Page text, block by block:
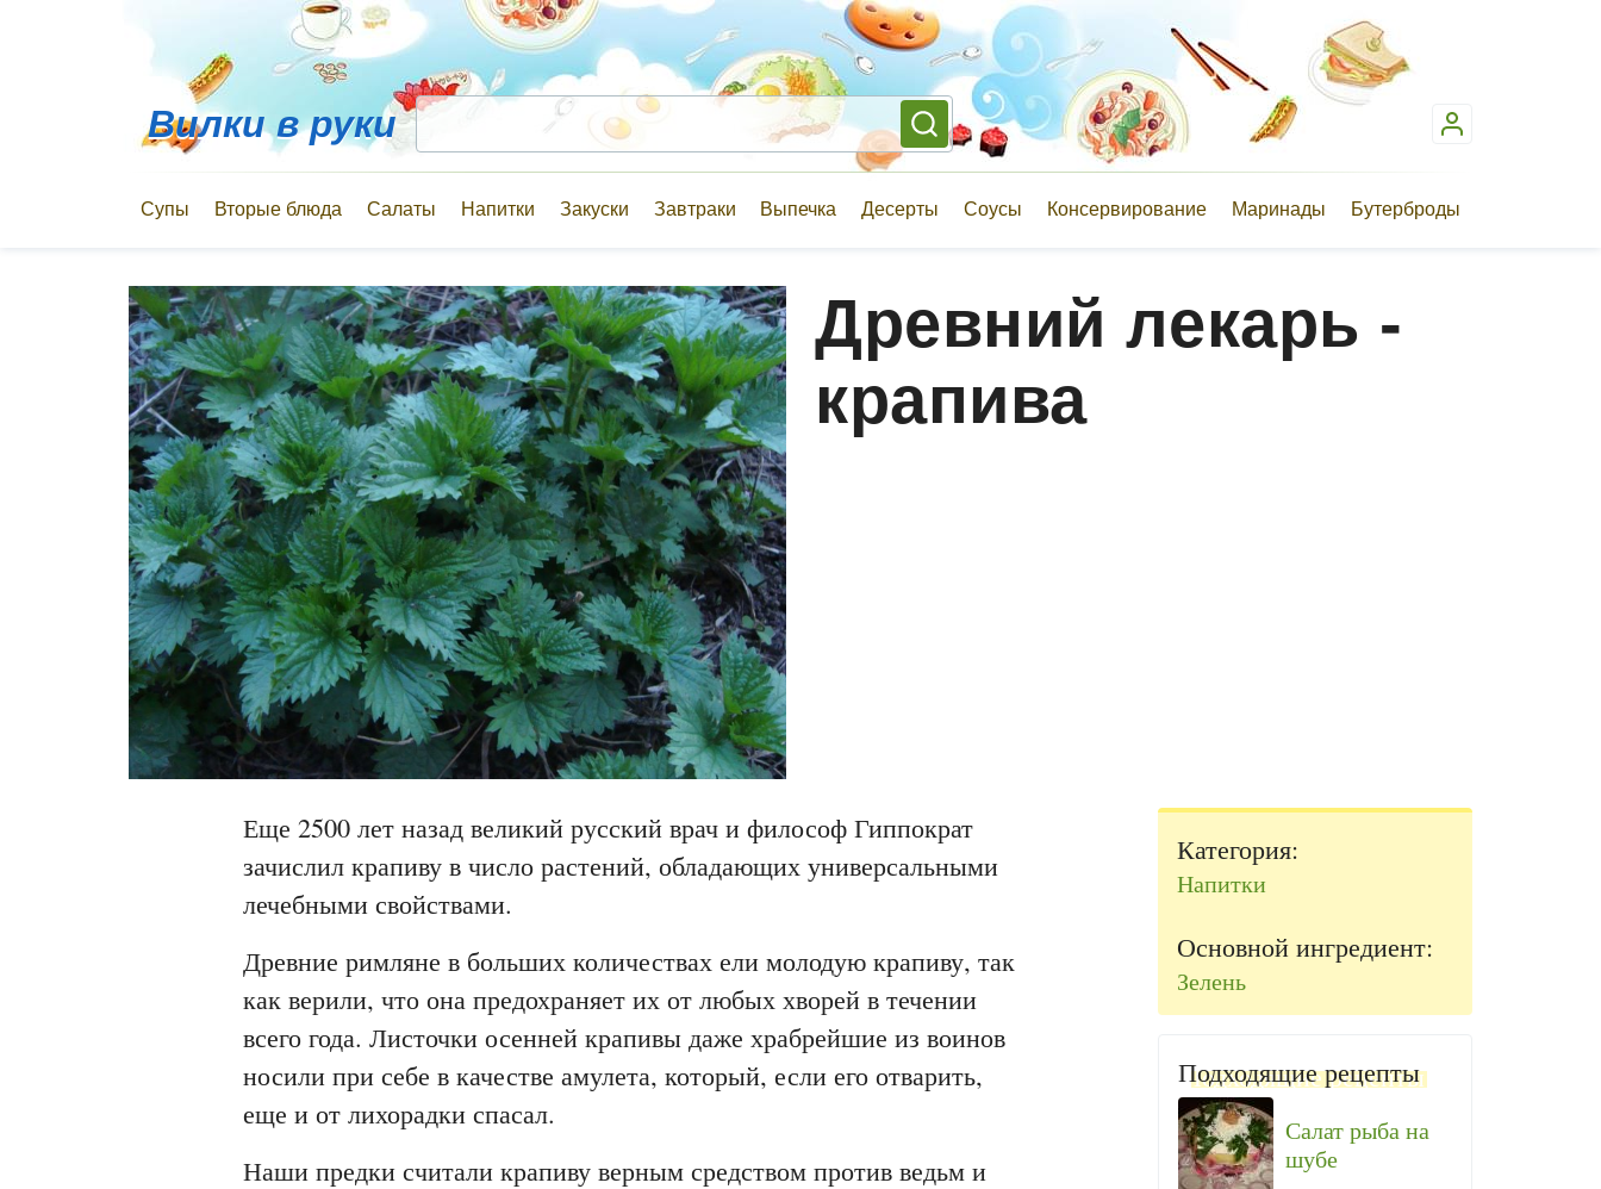
Вилки в руки
Супы Вторые блюда Салаты Напитки Закуски Завтраки Выпечка Десерты Соусы Консервирование Маринады Бутерброды
Древний лекарь -
крапива
Еще 2500 лет назад великий русский врач и философ Гиппократ
зачислил крапиву в число растений, обладающих универсальными
лечебными свойствами.
Древние римляне в больших количествах ели молодую крапиву, так
как верили, что она предохраняет их от любых хворей в течении
всего года. Листочки осенней крапивы даже храбрейшие из воинов
носили при себе в качестве амулета, который, если его отварить,
еще и от лихорадки спасал.
Наши предки считали крапиву верным средством против ведьм и
Категория:
Напитки
Основной ингредиент:
Зелень
Подходящие рецепты
Салат рыба на
шубе